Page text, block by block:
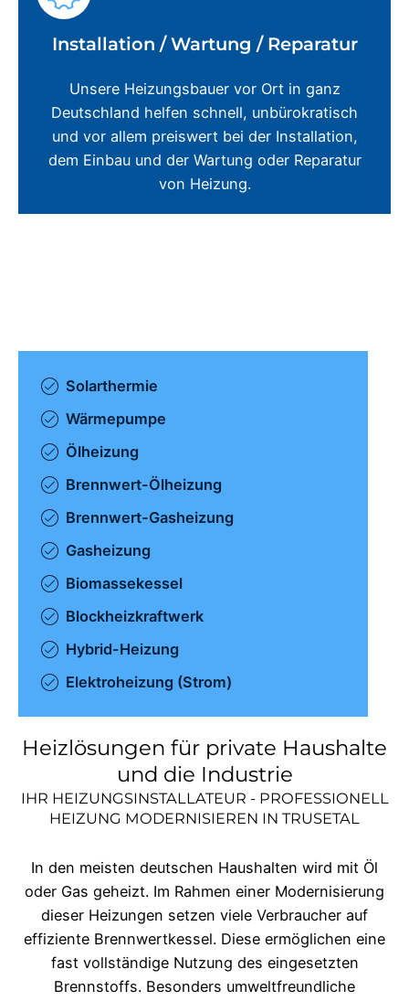
Installation / Wartung / Reparatur
Unsere Heizungsbauer vor Ort in ganz
Deutschland helfen schnell, unbürokratisch
und vor allem preiswert bei der Installation,
dem Einbau und der Wartung oder Reparatur
von Heizung.
Solarthermie
Wärmepumpe
Ölheizung
Brennwert-Ölheizung
Brennwert-Gasheizung
Gasheizung
Biomassekessel
Blockheizkraftwerk
Hybrid-Heizung
Elektroheizung (Strom)
Heizlösungen für private Haushalte
und die Industrie
IHR HEIZUNGSINSTALLATEUR - PROFESSIONELL
HEIZUNG MODERNISIEREN IN TRUSETAL
In den meisten deutschen Haushalten wird mit Öl
oder Gas geheizt. Im Rahmen einer Modernisierung
dieser Heizungen setzen viele Verbraucher auf
effiziente Brennwertkessel. Diese ermöglichen eine
fast vollständige Nutzung des eingesetzten
Brennstoffs. Besonders umweltfreundliche